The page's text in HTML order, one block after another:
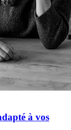
à vos